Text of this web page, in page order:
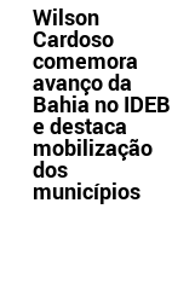
Wilson
Cardoso
comemora
avanço da
Bahia no IDEB
e destaca
mobilização
dos
municípios